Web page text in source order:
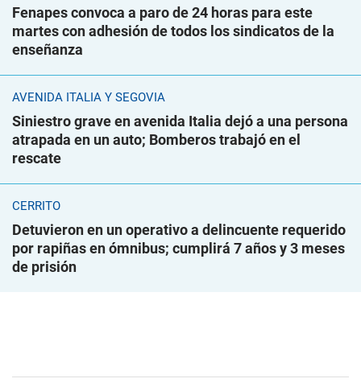
Fenapes convoca a paro de 24 horas para este
martes con adhesión de todos los sindicatos de la
enseñanza
AVENIDA ITALIA Y SEGOVIA
Siniestro grave en avenida Italia dejó a una persona
atrapada en un auto; Bomberos trabajó en el
rescate
CERRITO
Detuvieron en un operativo a delincuente requerido
por rapiñas en ómnibus; cumplirá 7 años y 3 meses
de prisión